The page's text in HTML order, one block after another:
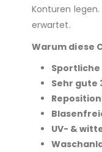
Konturen
erwartet.
Warum diese
Sehr
UV- &